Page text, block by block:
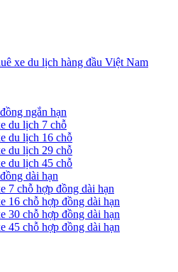
ngắn hạn
du lịch 7 chỗ
du lịch 16 chỗ
du lịch 29 chỗ
du lịch 45 chỗ
dài hạn
7 chỗ hợp đồng dài hạn
16 chỗ hợp đồng dài hạn
30 chỗ hợp đồng dài hạn
45 chỗ hợp đồng dài hạn